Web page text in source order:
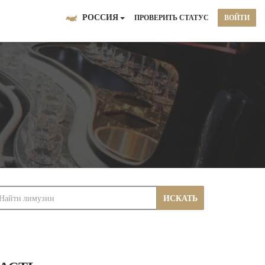
РОССИЯ ПРОВЕРИТЬ СТАТУС ВОЙТИ
ИСКАТЬ